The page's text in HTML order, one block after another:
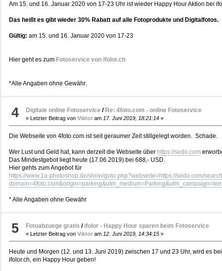
Am 15. und 16. Januar 2020 von 17-23 Uhr ist wieder Happy Hour Aktion bei
Das heißt es gibt wieder 30% Rabatt auf alle Fotoprodukte und Digitalfotos.
Gültig: am 15. und 16. Januar 2020 von 17-23
Hier geht es zum Fotoservice von ifolor.ch
*Alle Angaben ohne Gewähr.
4 Digitale online Fotoservice / Re: 4foto.com - online Fotoservice
« Letzter Beitrag vonViktor am 17. Juni 2019, 18:21:14 »
Die Webseite von 4foto.com ist seit geraumer Zeit stillgelegt worden. Schade.
Wer Lust und Geld hat, kann derzeit die Webseite über https://sedo.com
Das Mindestgebot liegt heute (17.06.2019) bei 688,- USD.
Hier gehts zum Angebot für
https://www.1a-photoshop.de/show/goto.php?webseite=https://sedo.com/
* Alle Angaben ohne Gewähr
5 Fotoabzuege gratis / ifolor - Happy Hour sparen beim Fotoservice
« Letzter Beitrag vonViktor am 12. Juni 2019, 14:34:15 »
Heute und Morgen (12. und 13. Juni 2019) zwischen 17 und 23 Uhr, wird es
ifolor.ch, ein Happy Hour geben!